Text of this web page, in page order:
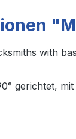
with
gerichtet,